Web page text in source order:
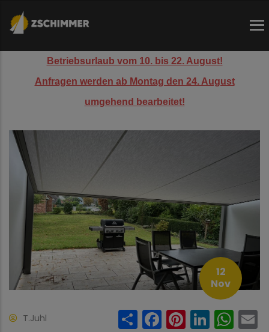
Direkt
zum
Inhalt
Betriebsurlaub vom 10. bis 22. August!
Anfragen werden ab Montag den 24. August
umgehend bearbeitet!
12
Nov
T.Juhl Share
Facebook